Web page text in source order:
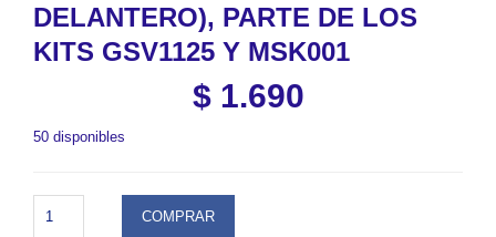
DELANTERO), PARTE DE LOS
KITS GSV1125 Y MSK001
$1.690
50 disponibles
GUARDAPOLVO
COMPRAR